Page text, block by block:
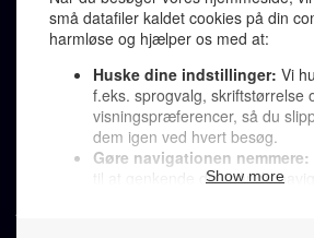
Von Ostensgade 22, 2791 Dragør
LINKS
Tidligere aviser >
Støt Den Korte Avis >